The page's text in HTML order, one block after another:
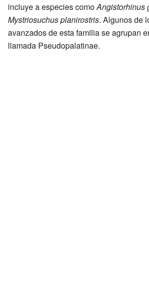
incluye a especies comoAngistorhinus
Mystriosuchus planirostris. Algunos de
avanzados de esta familia se agrupan
llamada Pseudopalatinae.